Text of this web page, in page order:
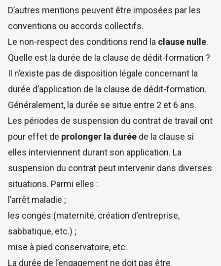
D’autres mentions peuvent être imposées par les
conventions ou accords collectifs.
Le non-respect des conditions rend la clause nulle.
Quelle est la durée de la clause de dédit-formation ?
Il n’existe pas de disposition légale concernant la
durée d’application de la clause de dédit-formation.
Généralement, la durée se situe entre 2 et 6 ans.
Les périodes de suspension du contrat de travail ont
pour effet de prolonger la durée de la clause si
elles interviennent durant son application. La
suspension du contrat peut intervenir dans diverses
situations. Parmi elles :
l’arrêt maladie ;
les congés (maternité, création d’entreprise,
sabbatique, etc.) ;
mise à pied conservatoire, etc.
La durée de l’engagement ne doit pas être